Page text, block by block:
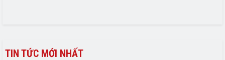
TIN TỨC MỚI NHẤT